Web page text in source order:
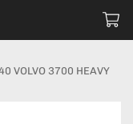
3700 HEAVY